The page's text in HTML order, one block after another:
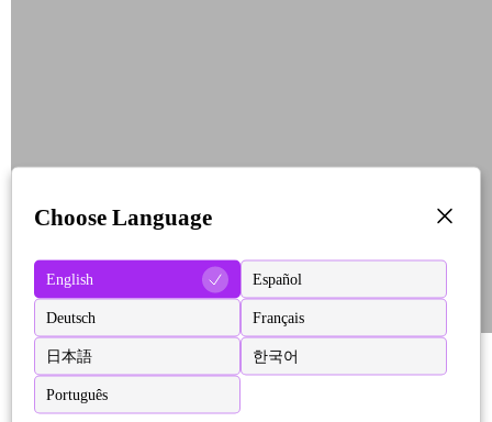
Choose Language
English Español
Deutsch Français
日本語 한국어
Português